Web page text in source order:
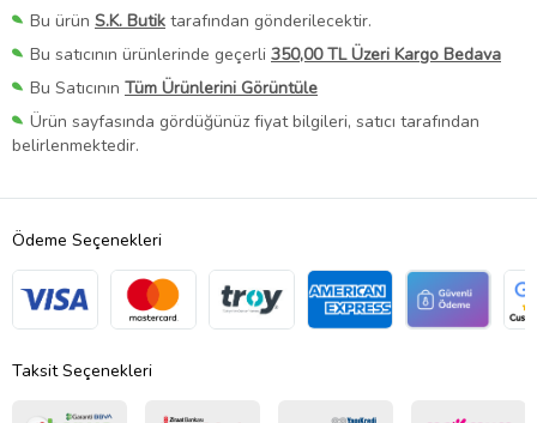
Bu ürün S.K. Butik tarafından gönderilecektir.
Bu satıcının ürünlerinde geçerli 350,00 TL Üzeri Kargo Bedava
Bu Satıcının Tüm Ürünlerini Görüntüle
Ürün sayfasında gördüğünüz fiyat bilgileri, satıcı tarafından
belirlenmektedir.
Ödeme Seçenekleri
Taksit Seçenekleri